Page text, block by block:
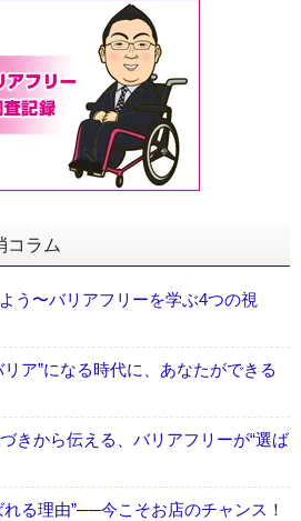
コラム
う〜バリアフリーを学ぶ4つの視
リア”になる時代に、あなたができる
きから伝える、バリアフリーが“選ば
る理由”──今こそお店のチャンス！